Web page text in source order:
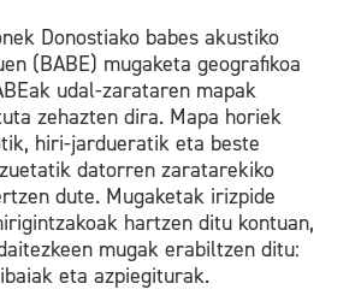
Donostiako babes akustiko
(BABE) mugaketa geografikoa
udal-zarataren mapak
zehazten dira. Mapa horiek
hiri-jardueratik eta beste
datorren zaratarekiko
dute. Mugaketak irizpide
hartzen ditu kontuan,
mugak erabiltzen ditu:
eta azpiegiturak.